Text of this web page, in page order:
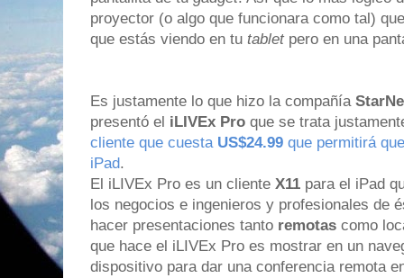
proyector (o algo que funcionara como tal)
que estás viendo en tu tabletpero en una
Es justamente lo que hizo la compañía
presentó el iLIVEx Pro que se trata
cliente que cuesta US$24.99 que permitirá
iPad.
El iLIVEx Pro es un cliente X11 para el iPad
los negocios e ingenieros y profesionales de
hacer presentaciones tanto remotas como
que hace el iLIVEx Pro es mostrar en un
dispositivo para dar una conferencia remota